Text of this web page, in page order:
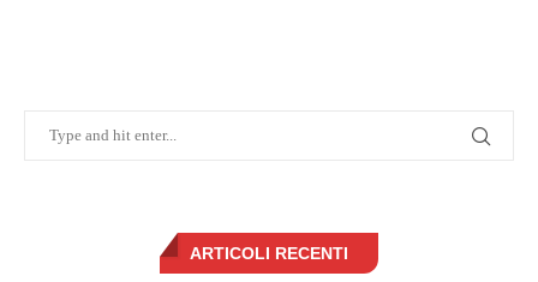
ARTICOLI RECENTI